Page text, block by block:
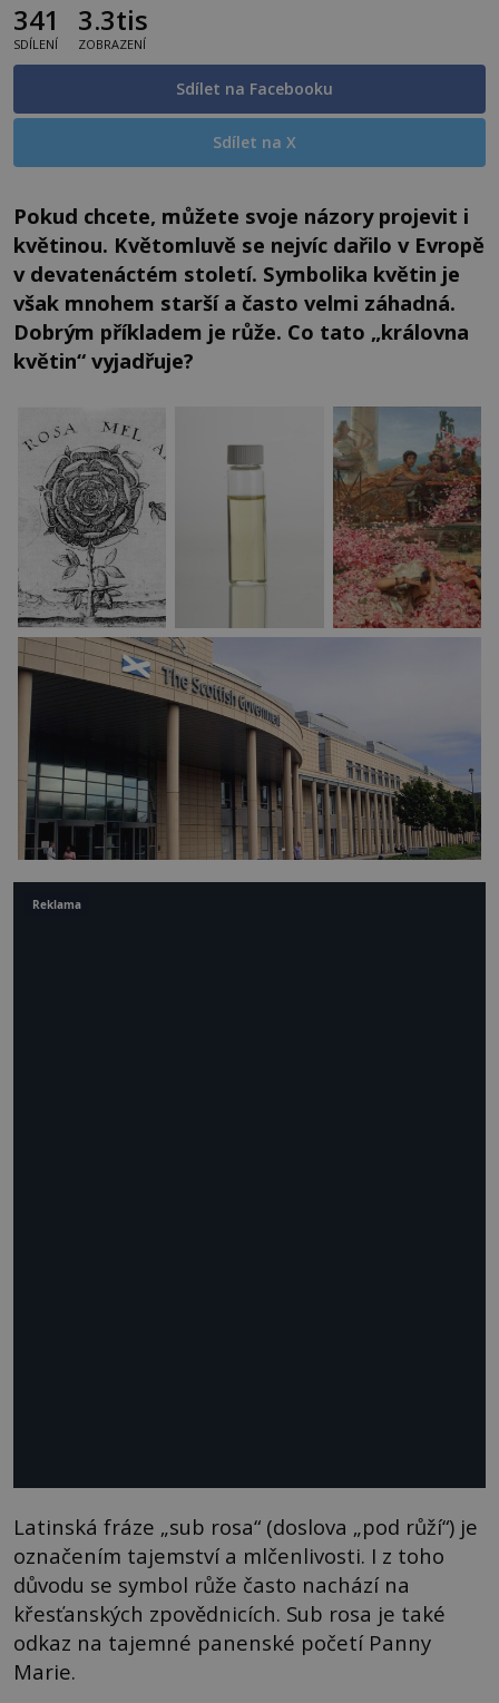
341
SDÍLENÍ
3.3tis
ZOBRAZENÍ
Sdílet na Facebooku
Sdílet na X
Pokud chcete, můžete svoje názory projevit i
květinou. Květomluvě se nejvíc dařilo v Evropě
v devatenáctém století. Symbolika květin je
však mnohem starší a často velmi záhadná.
Dobrým příkladem je růže. Co tato „královna
květin“ vyjadřuje?
Latinská fráze „sub rosa“ (doslova „pod růží“) je
označením tajemství a mlčenlivosti. I z toho
důvodu se symbol růže často nachází na
křesťanských zpovědnicích. Sub rosa je také
odkaz na tajemné panenské početí Panny
Marie.
Reklama